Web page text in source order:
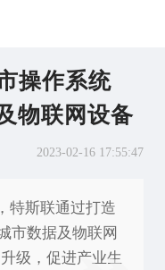
操作系统
物联网设备
2023-02-16 17:55:47
特斯联通过打造
市数据及物联网
级，促进产业生